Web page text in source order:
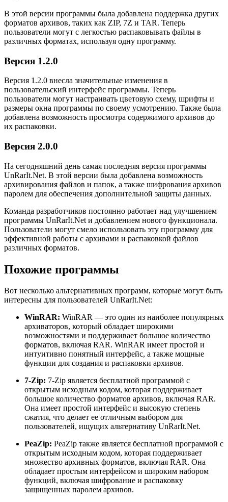
В этой версии программы была добавлена поддержка других
форматов архивов, таких как ZIP, 7Z и TAR. Теперь
пользователи могут с легкостью распаковывать файлы в
различных форматах, используя одну программу.
Версия 1.2.0
Версия 1.2.0 внесла значительные изменения в
пользовательский интерфейс программы. Теперь
пользователи могут настраивать цветовую схему, шрифты и
размеры окна программы по своему усмотрению. Также была
добавлена возможность просмотра содержимого архивов до
их распаковки.
Версия 2.0.0
На сегодняшний день самая последняя версия программы
UnRarIt.Net. В этой версии была добавлена возможность
архивирования файлов и папок, а также шифрования архивов
паролем для обеспечения дополнительной защиты данных.
Команда разработчиков постоянно работает над улучшением
программы UnRarIt.Net и добавлением нового функционала.
Пользователи могут смело использовать эту программу для
эффективной работы с архивами и распаковкой файлов
различных форматов.
Похожие программы
Вот несколько альтернативных программ, которые могут быть
интересны для пользователей UnRarIt.Net:
WinRAR: WinRAR — это один из наиболее популярных
архиваторов, который обладает широкими
возможностями и поддерживает большое количество
форматов, включая RAR. WinRAR имеет простой и
интуитивно понятный интерфейс, а также мощные
функции для создания и распаковки архивов.
7-Zip: 7-Zip является бесплатной программой с
открытым исходным кодом, которая поддерживает
большое количество форматов архивов, включая RAR.
Она имеет простой интерфейс и высокую степень
сжатия, что делает ее отличным выбором для
пользователей, ищущих альтернативу UnRarIt.Net.
PeaZip: PeaZip также является бесплатной программой с
открытым исходным кодом, которая поддерживает
множество архивных форматов, включая RAR. Она
обладает простым интерфейсом и широким набором
функций, включая шифрование и распаковку
защищенных паролем архивов.